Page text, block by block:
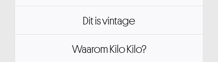
Dit is vintage
Waarom Kilo Kilo?